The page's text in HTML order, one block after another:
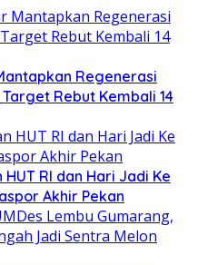
Regenerasi
Rebut Kembali 14
RI dan Hari Jadi Ke
Akhir Pekan